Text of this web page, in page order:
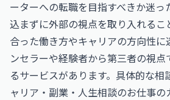
ーターへの転職を目指すべきか迷っ
込まずに外部の視点を取り入れるこ
合った働き方やキャリアの方向性に
ンセラーや経験者から第三者の視
るサービスがあります。具体的な相
ャリア・副業・人生相談のお仕事の